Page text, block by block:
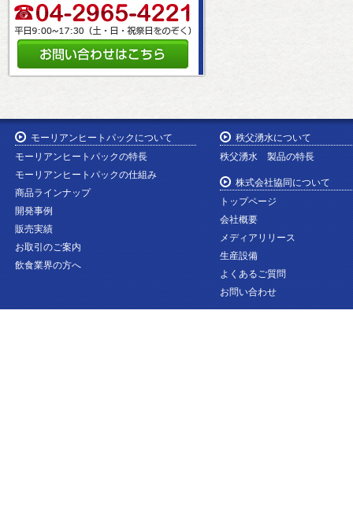
モーリアンヒートパックについて
モーリアンヒートパックの特長
モーリアンヒートパックの仕組み
商品ラインナップ
開発事例
販売実績
お取引のご案内
飲食業界の方へ
秩父湧水について
秩父湧水 製品の特長
株式会社協同について
トップページ
会社概要
メディアリリース
生産設備
よくあるご質問
お問い合わせ